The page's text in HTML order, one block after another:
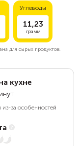
Углеводы
11,23
грамм
для сырых продуктов.
кухне
за особенностей